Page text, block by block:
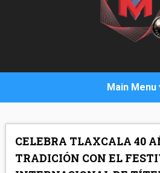
CELEBRA TLAXCALA 40
TRADICIÓN CON EL